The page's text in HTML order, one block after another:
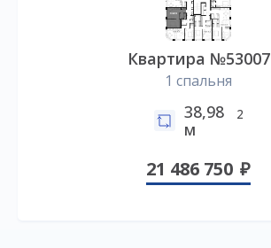
Квартира №53007
1 спальня
38,98
м
2
21 486 750